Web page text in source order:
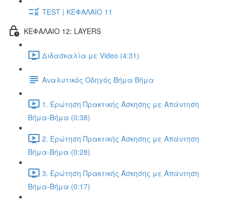
TEST | ΚΕΦΑΛΑΙΟ 11
ΚΕΦΑΛΑΙΟ 12: LAYERS
Διδασκαλία με Video (4:31)
Αναλυτικός Οδηγός Βήμα Βήμα
1. Ερώτηση Πρακτικής Άσκησης με Απάντηση
Βήμα-Βήμα (0:38)
2. Ερώτηση Πρακτικής Άσκησης με Απάντηση
Βήμα-Βήμα (0:28)
3. Ερώτηση Πρακτικής Άσκησης με Απάντηση
Βήμα-Βήμα (0:17)